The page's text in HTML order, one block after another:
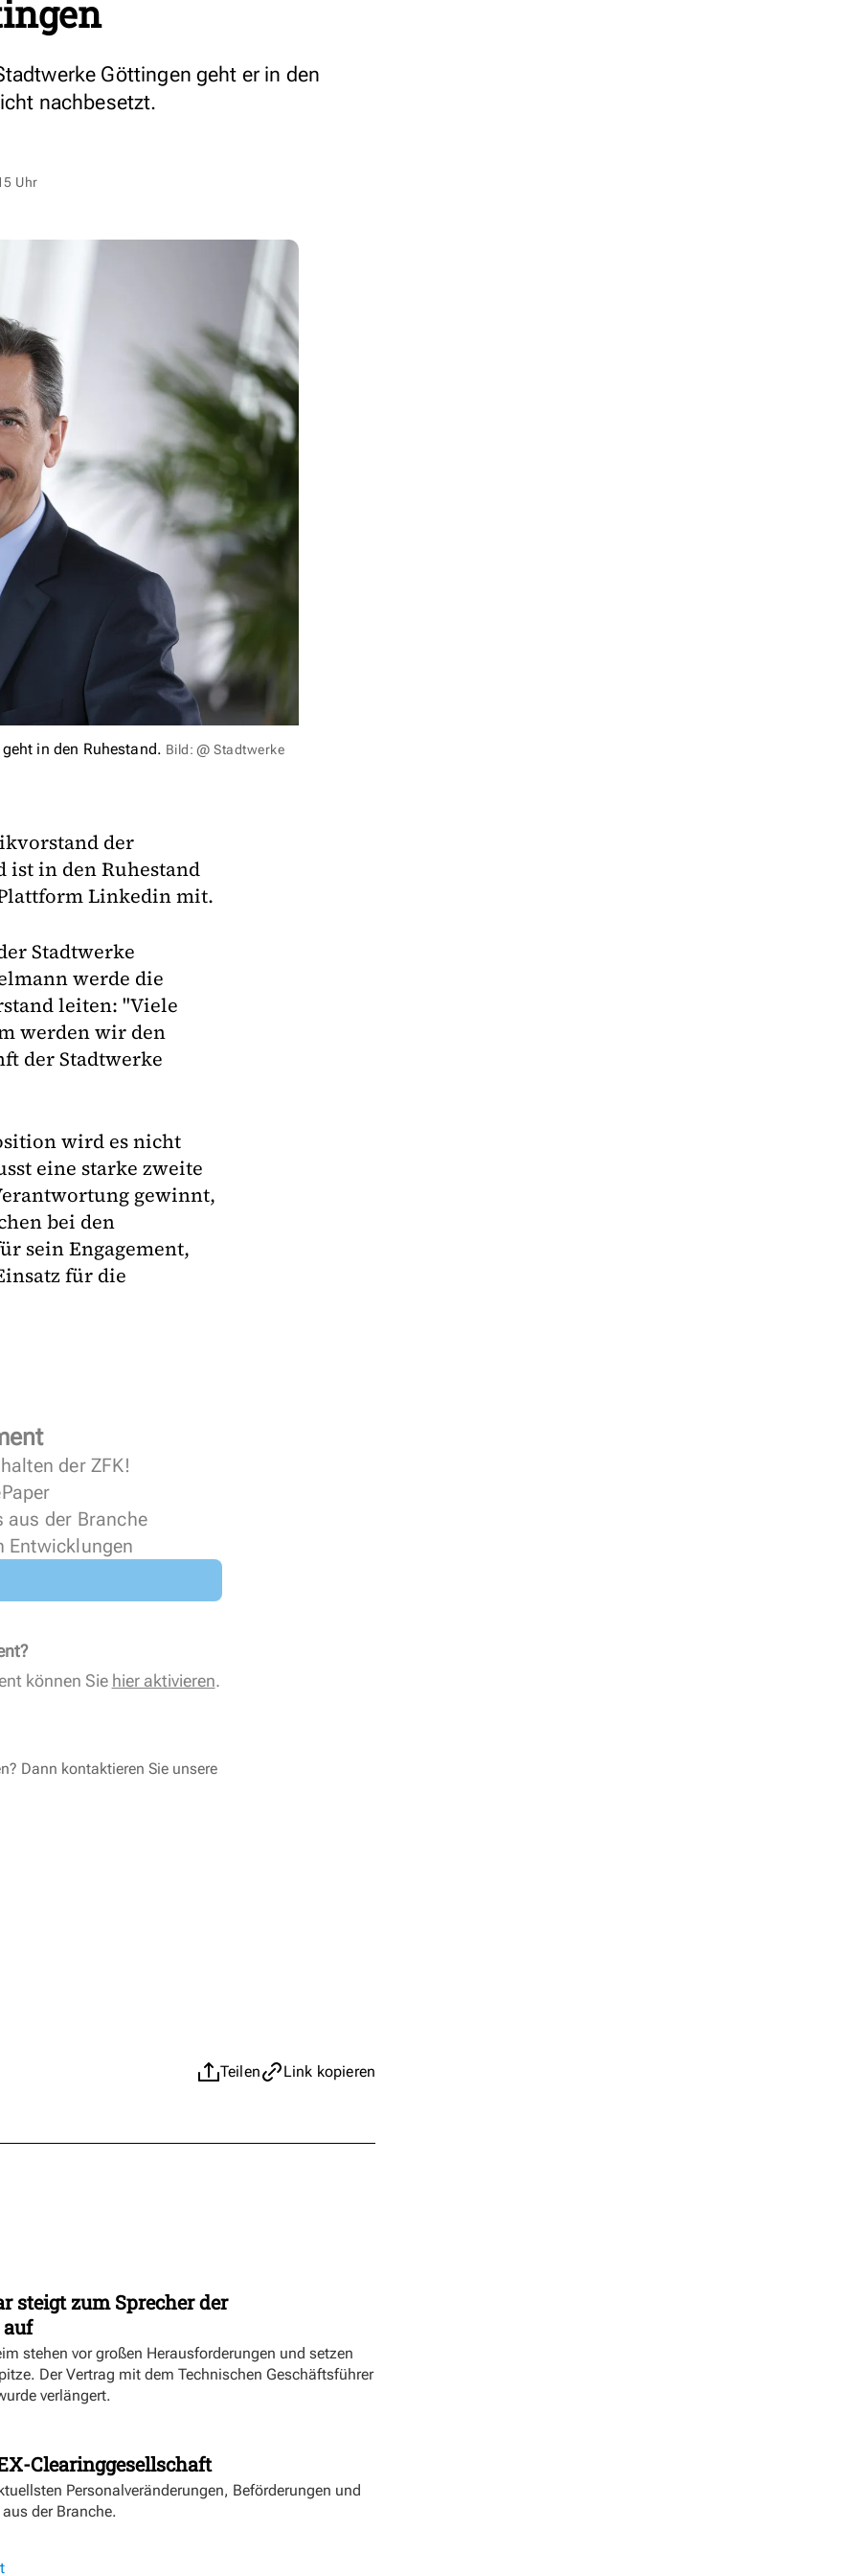
Göttingen geht er in den
nachbesetzt.
Uhr
in den Ruhestand. Bild: @ Stadtwerke
der
ist in den Ruhestand
Linkedin mit.
Stadtwerke
werde die
leiten: "Viele
werden wir den
der Stadtwerke
wird es nicht
eine starke zweite
gewinnt,
bei den
sein Engagement,
für die
der ZFK!
der Branche
Entwicklungen
können Sie hier aktivieren.
Dann kontaktieren Sie unsere
Teilen Link kopieren
steigt zum Sprecher der
stehen vor großen Herausforderungen und setzen
Der Vertrag mit dem Technischen Geschäftsführer
verlängert.
Clearinggesellschaft
Personalveränderungen, Beförderungen und
der Branche.